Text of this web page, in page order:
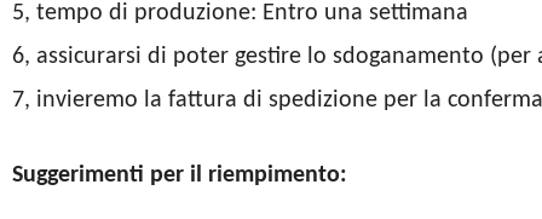
5, tempo di produzione: Entro una settimana
6, assicurarsi di poter gestire lo sdoganamento (per
7, invieremo la fattura di spedizione per la
Suggerimenti per il riempimento: